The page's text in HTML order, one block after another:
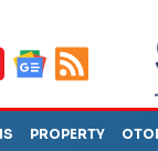
PROPERTY